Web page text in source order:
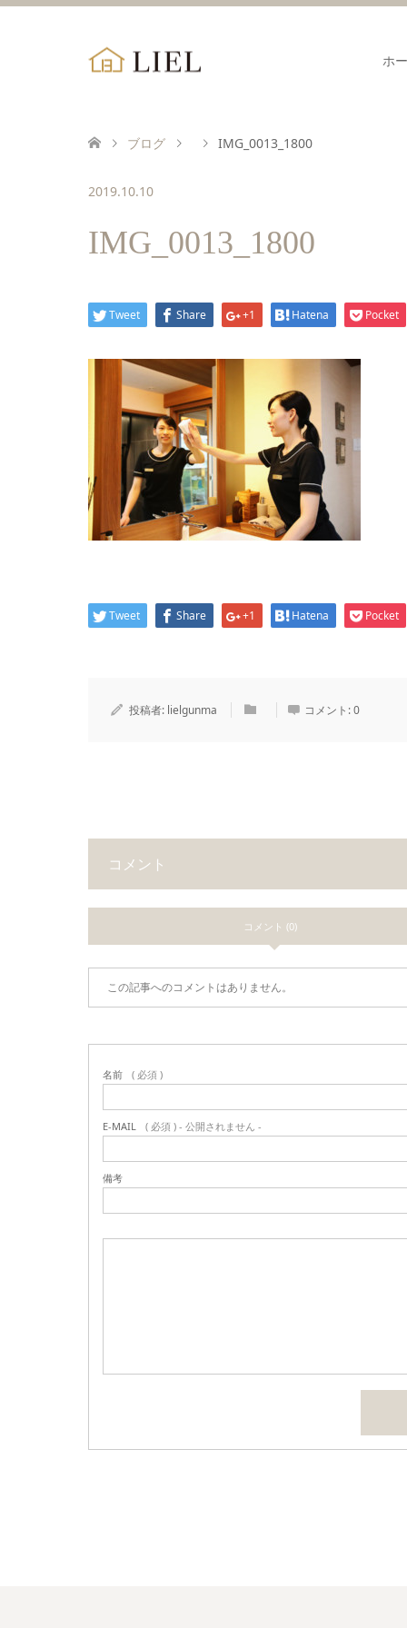
ホ
ブログ IMG_0013_1800
2019.10.10
IMG_0013_1800
Tweet Share +1 Hatena Pocket
Tweet Share +1 Hatena Pocket
投稿者: lielgunma コメント:0
コメント
コメント (0)
この記事へのコメントはありません。
名前 ( 必須 )
E-MAIL ( 必須 ) - 公開されません -
備考